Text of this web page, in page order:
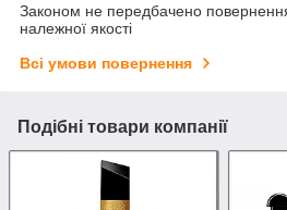
Законом не передбачено
належної якості
Всі умови повернення
Подібні товари компанії